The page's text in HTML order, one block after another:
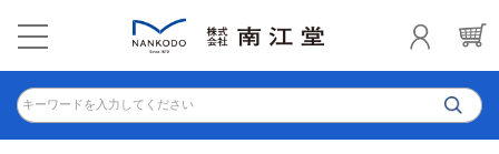
キーワードを入力してください